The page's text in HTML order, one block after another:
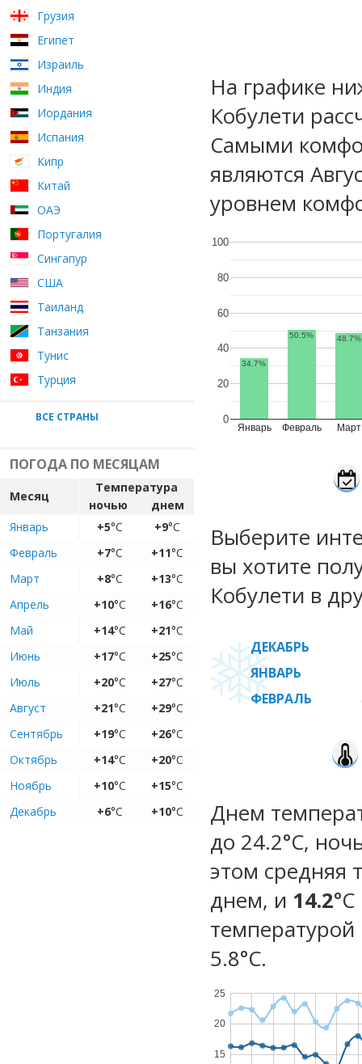
Грузия
Египет
Израиль
Индия
Иордания
Испания
Кипр
Китай
ОАЭ
Португалия
Сингапур
США
Таиланд
Танзания
Тунис
Турция
ВСЕ СТРАНЫ
ПОГОДА ПО МЕСЯЦАМ
Месяц
Температура
ночью
днем
Январь
+5°C +9°C
Февраль
+7°C +11°C
Март
+8°C +13°C
Апрель
+10°C +16°C
Май
+14°C +21°C
Июнь
+17°C +25°C
Июль
+20°C +27°C
Август
+21°C +29°C
Сентябрь
+19°C +26°C
Октябрь
+14°C +20°C
Ноябрь
+10°C +15°C
Декабрь
+6°C +10°C
На графике
Кобулети
Самыми
являются
уровнем
Январь Февраль Март
0
20
40
60
80
100
34.7%
50.5% 48.7%
Выберите
вы хотите
Кобулети в
ДЕКАБРЬ
ЯНВАРЬ
ФЕВРАЛЬ
Днем
до 24.2°C,
этом средняя
днем, и 14.2
температурой
5.8°С.
15
20
25